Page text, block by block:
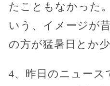
たこともなかった
いう、イメージが
の方が猛暑日とか
4、昨日のニュース